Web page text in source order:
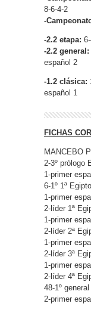
8-6-4-2
-
-2.2 etapa:
-2.2 general:
español 2
-1.2 clásica:
español 1
FICHAS
MANCEBO
2-3º prólogo
1-primer
6-1º 1ª Egipto
1-primer
2-líder 1ª
1-primer
2-líder 2ª
1-primer
2-líder 3ª
1-primer
2-líder 4ª
48-1º
2-primer